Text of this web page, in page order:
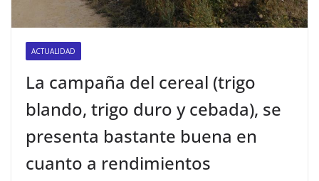
ACTUALIDAD
La campaña del cereal (trigo
blando, trigo duro y cebada), se
presenta bastante buena en
cuanto a rendimientos